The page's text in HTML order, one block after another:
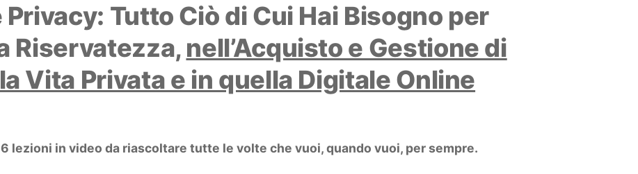
Tutto Ciò di Cui Hai Bisogno per
Riservatezza, nell’Acquisto e Gestione di
Vita Privata e in quella Digitale Online
lezioni in video da riascoltare tutte le volte che vuoi, quando vuoi, per sempre.